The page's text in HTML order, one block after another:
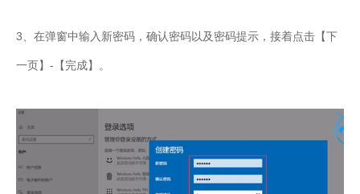
3、在弹窗中输入新密码，确认密码以及密码提示，接着点击【下
一页】-【完成】。